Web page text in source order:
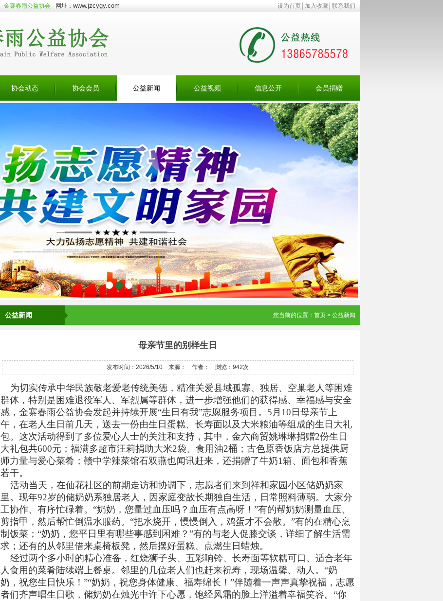
金寨春雨公益协会 网址： www.jzcygy.com 设为首页│ 加入收藏│ 联系我们
协会动态 协会会员 公益新闻 公益视频 信息公开 会员捐赠
公益新闻 您当前的位置： 首页> 公益新闻
母亲节里的别样生日
发布时间：2026/5/10 来源： 作者： 浏览：942次
为切实传承中华民族敬老爱老传统美德，精准关爱县域孤寡、独居、空巢老人等困难
群体，特别是困难退役军人、军烈属等群体，进一步增强他们的获得感、幸福感与安全
感，金寨春雨公益协会发起并持续开展“生日有我”志愿服务项目。5月10日母亲节上
午，在老人生日前几天，送去一份由生日蛋糕、长寿面以及大米粮油等组成的生日大礼
包。这次活动得到了多位爱心人士的关注和支持，其中，金六商贸姚琳琳捐赠2份生日
大礼包共600元；福满多超市汪莉捐助大米2袋、食用油2桶；古色原香饭店方总提供厨
师力量与爱心菜肴；赣中学辣菜馆石双燕也闻讯赶来，还捐赠了牛奶1箱、面包和香蕉
若干。
活动当天，在仙花社区的前期走访和协调下，志愿者们来到祥和家园小区储奶奶家
里。现年92岁的储奶奶系独居老人，因家庭变故长期独自生活，日常照料薄弱。大家分
工协作、有序忙碌着。“奶奶，您量过血压吗？血压有点高呀！”有的帮奶奶测量血压、
剪指甲，然后帮忙倒温水服药。“把水烧开，慢慢倒入，鸡蛋才不会散。”有的在精心烹
制饭菜；“奶奶，您平日里有哪些事感到困难？”有的与老人促膝交谈，详细了解生活需
求；还有的从邻里借来桌椅板凳，然后摆好蛋糕、点燃生日蜡烛。
经过两个多小时的精心准备，红烧狮子头、五彩响铃、长寿面等软糯可口、适合老年
人食用的菜肴陆续端上餐桌。邻里的几位老人们也赶来祝寿，现场温馨、动人。“奶
奶，祝您生日快乐！”“奶奶，祝您身体健康、福寿绵长！”伴随着一声声真挚祝福，志愿
者们齐声唱生日歌，储奶奶在烛光中许下心愿，饱经风霜的脸上洋溢着幸福笑容。“你